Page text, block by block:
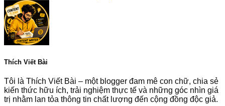
Thích Viết Bài
Tôi là Thích Viết Bài – một blogger đam mê con chữ, chia sẻ
kiến thức hữu ích, trải nghiệm thực tế và những góc nhìn giá
trị nhằm lan tỏa thông tin chất lượng đến cộng đồng độc giả.